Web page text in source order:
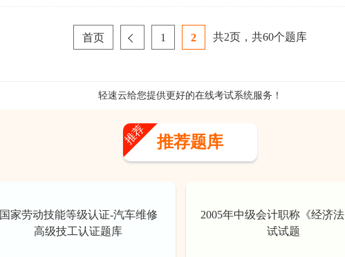
首页 1 2 共2页，共60个题库
轻速云给您提供更好的在线考试系统服务！
推荐 推荐题库
国家劳动技能等级认证-汽车维修
高级技工认证题库
2005年中级会计职称《经济
试试题